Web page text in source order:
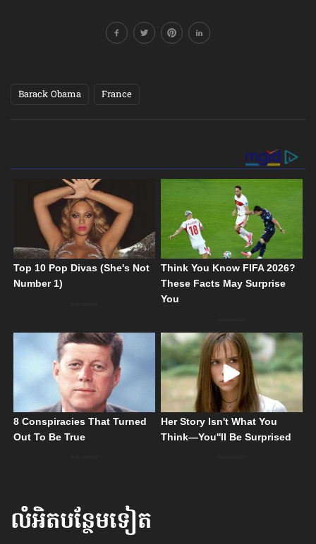
Barack Obama France
លំអិតបន្ថែមទៀត